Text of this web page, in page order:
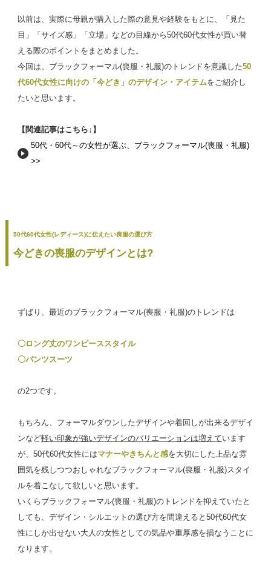
以前は、実際に母親が購入した際の意見や経験をもとに、「見た
目」「サイズ感」「立場」などの目線から50代60代女性が買い替
える際のポイントをまとめました。
今回は、ブラックフォーマル(喪服・礼服)のトレンドを意識した50
代60代女性に向けの「今どき」のデザイン・アイテムをご紹介し
たいと思います。
【関連記事はこちら↓】
50代・60代～の女性が選ぶ、ブラックフォーマル(喪服・礼服)
>>
50代60代女性(レディース)に伝えたい喪服の選び方
今どきの喪服のデザインとは?
ずばり、最近のブラックフォーマル(喪服・礼服)のトレンドは
〇ロング丈のワンピーススタイル
〇パンツスーツ
の2つです。
もちろん、フォーマルダウンしたデザインや着回しが出来るデザイ
ンなど軽い印象が強いデザインのバリエーションは増えています
が、50代60代女性にはマナーやきちんと感を大切にした上品な雰
囲気を残しつつおしゃれなブラックフォーマル(喪服・礼服)スタイ
ルを着こなして欲しいと思います。
いくらブラックフォーマル(喪服・礼服)のトレンドを抑えていたと
しても、デザイン・シルエットの選び方を間違えると50代60代女
性にしか出せない大人の女性としての気品や重厚感を損なうことに
なります。